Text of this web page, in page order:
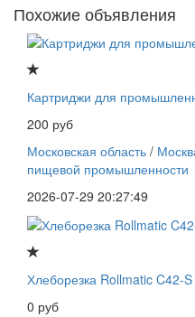
Похожие объявления
Картриджи для
200 руб
Московская область /
пищевой промышленности
2026-07-29 20:27:49
Хлеборезка Rollmatic C42-S
0 руб